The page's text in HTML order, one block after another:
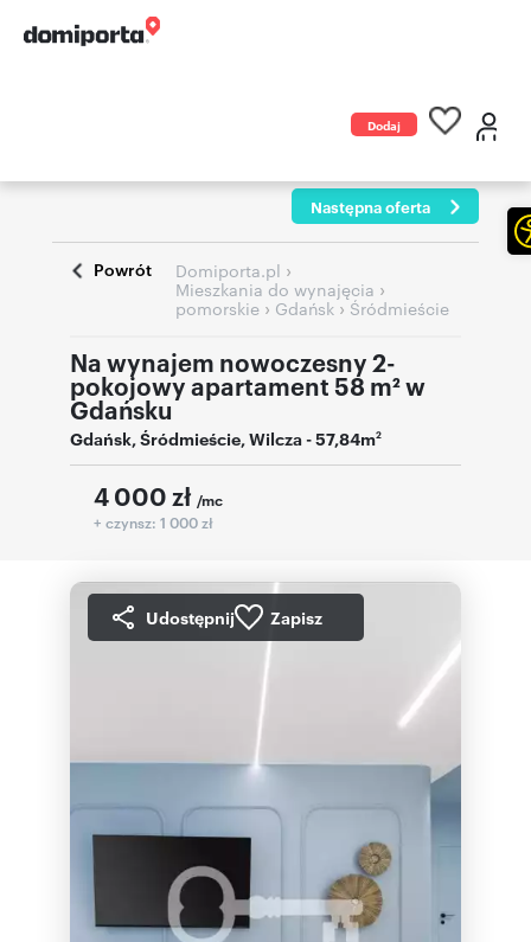
Dodaj
Następna oferta
Powrót Domiporta.pl ›
Mieszkania do wynajęcia ›
pomorskie › Gdańsk›Śródmieście
Na wynajem nowoczesny 2-
pokojowy apartament 58 m² w
Gdańsku
Gdańsk,Śródmieście,Wilcza- 57,84m2
4 000 zł /mc
+ czynsz: 1 000 zł
Udostępnij Zapisz